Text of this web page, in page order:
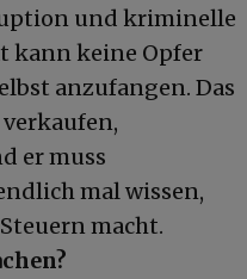
und kriminelle
kann keine Opfer
anzufangen. Das
er muss
mal wissen,
macht.